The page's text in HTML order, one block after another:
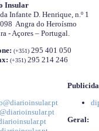
Insular
Infante D. Henrique, n.º 1
Angra do Heroísmo
- Açores – Portugal.
(+351) 295 401 050
(+351) 295 214 246
Geral: